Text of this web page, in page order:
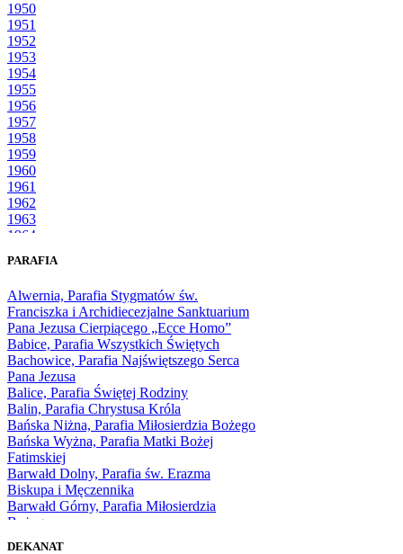
1950
1951
1952
1953
1954
1955
1956
1957
1958
1959
1960
1961
1962
1963
1964
1966
1968
1969
1970
1971
1972
1973
1974
1975
1976
1977
1978
1979
1980
1981
1983
PARAFIA
Alwernia, Parafia Stygmatów św.
Franciszka i Archidiecezjalne Sanktuarium
Pana Jezusa Cierpiącego „Ecce Homo”
Babice, Parafia Wszystkich Świętych
Bachowice, Parafia Najświętszego Serca
Pana Jezusa
Balice, Parafia Świętej Rodziny
Balin, Parafia Chrystusa Króla
Bańska Niżna, Parafia Miłosierdzia Bożego
Bańska Wyżna, Parafia Matki Bożej
Fatimskiej
Barwałd Dolny, Parafia św. Erazma
Biskupa i Męczennika
Barwałd Górny, Parafia Miłosierdzia
Bożego
DEKANAT